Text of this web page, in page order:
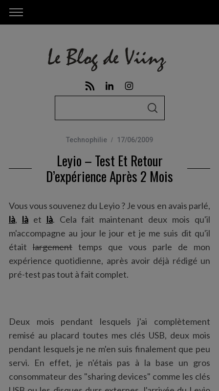
c
h
f
r
:
S
C
Technophilie 17/06/2009
Leyio – Test Et Retour
D’expérience Après 2 Mois
Vous vous souvenez du Leyio ? Je vous en avais parlé,
là, làet là. Cela fait maintenant deux mois qu'il
m'accompagne au jour le jour et je me suis dit qu'il
était largementtemps que vous parle de mon
expérience quotidienne, après avoir déjà rédigé un
pré-test pas tout à fait complet.
Deux mois pendant lesquels j'ai complètement
remisé au placard toutes mes clés USB, deux mois
pendant lesquels je ne m'en suis finalement que peu
servi. En effet, je n'étais pas à la base un gros
consommateur des "sharing devices" comme les clés